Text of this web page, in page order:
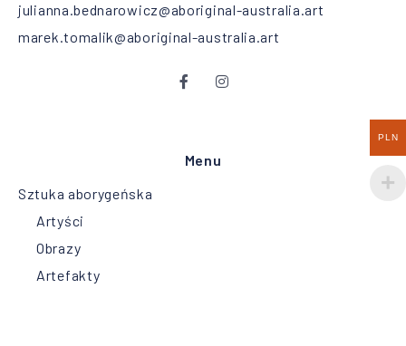
julianna.bednarowicz@aboriginal-australia.art
marek.tomalik@aboriginal-australia.art
Menu
Sztuka aborygeńska
Artyści
Obrazy
Artefakty
PLN